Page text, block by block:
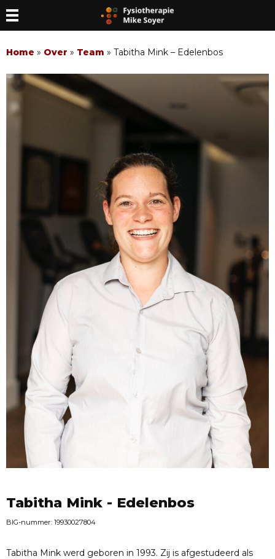
Home » Over » Team » Tabitha Mink – Edelenbos
Tabitha Mink - Edelenbos
BIG-nummer: 19930027804
Tabitha Mink werd geboren in 1993. Zij is afgestudeerd als